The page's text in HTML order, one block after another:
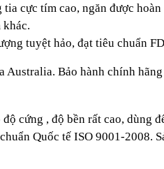
cực tím cao, ngăn được
khác.
tuyệt hảo, đạt tiêu chuẩn
Australia. Bảo hành chính
cứng , độ bền rất cao, dùng
Quốc tế ISO 9001-2008.